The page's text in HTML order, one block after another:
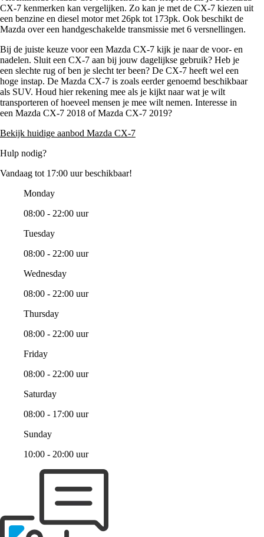
CX-7 kenmerken kan vergelijken. Zo kan je met de CX-7 kiezen uit
een benzine en diesel motor met 26pk tot 173pk. Ook beschikt de
Mazda over een handgeschakelde transmissie met 6 versnellingen.
Bij de juiste keuze voor een Mazda CX-7 kijk je naar de voor- en
nadelen. Sluit een CX-7 aan bij jouw dagelijkse gebruik? Heb je
een slechte rug of ben je slecht ter been? De CX-7 heeft wel een
hoge instap. De Mazda CX-7 is zoals eerder genoemd beschikbaar
als SUV. Houd hier rekening mee als je kijkt naar wat je wilt
transporteren of hoeveel mensen je mee wilt nemen. Interesse in
een Mazda CX-7 2018 of Mazda CX-7 2019?
Bekijk huidige aanbod Mazda CX-7
Hulp nodig?
Vandaag tot 17:00 uur beschikbaar!
Monday
08:00 - 22:00 uur
Tuesday
08:00 - 22:00 uur
Wednesday
08:00 - 22:00 uur
Thursday
08:00 - 22:00 uur
Friday
08:00 - 22:00 uur
Saturday
08:00 - 17:00 uur
Sunday
10:00 - 20:00 uur